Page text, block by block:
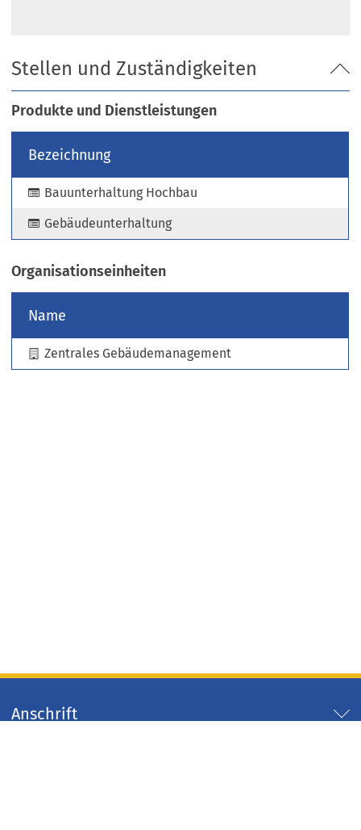
e
m
n
e
n
T
b
Stellen und Zuständigkeiten
Produkte und Dienstleistungen
Bezeichnung
Bauunterhaltung Hochbau
Gebäudeunterhaltung
Organisationseinheiten
Name
Zentrales Gebäudemanagement
Anschrift